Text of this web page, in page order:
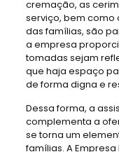
cremação, as
serviço, bem como
das famílias, são
a empresa
tomadas sejam
que haja espaço
de forma digna e
Dessa forma, a
complementa a
se torna um
famílias. A